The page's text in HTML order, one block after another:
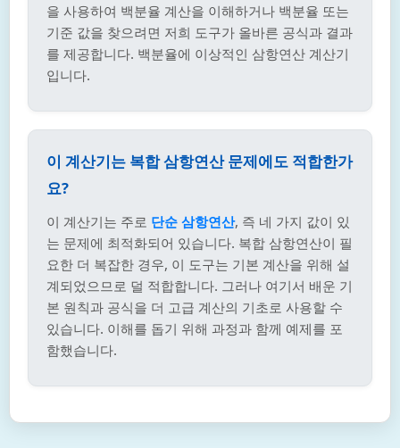
을 사용하여 백분율 계산을 이해하거나 백분율 또는
기준 값을 찾으려면 저희 도구가 올바른 공식과 결과
를 제공합니다. 백분율에 이상적인 삼항연산 계산기
입니다.
이 계산기는 복합 삼항연산 문제에도 적합한가
요?
이 계산기는 주로 단순 삼항연산, 즉 네 가지 값이 있
는 문제에 최적화되어 있습니다. 복합 삼항연산이 필
요한 더 복잡한 경우, 이 도구는 기본 계산을 위해 설
계되었으므로 덜 적합합니다. 그러나 여기서 배운 기
본 원칙과 공식을 더 고급 계산의 기초로 사용할 수
있습니다. 이해를 돕기 위해 과정과 함께 예제를 포
함했습니다.